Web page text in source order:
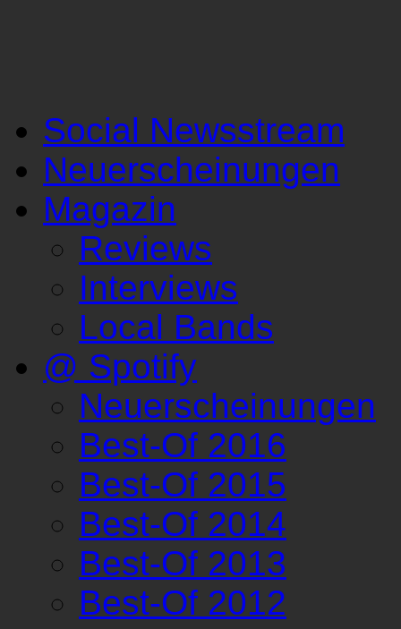
Social Newsstream
Neuerscheinungen
Magazin
Reviews
Interviews
Local Bands
@ Spotify
Neuerscheinungen
Best-Of 2016
Best-Of 2015
Best-Of 2014
Best-Of 2013
Best-Of 2012